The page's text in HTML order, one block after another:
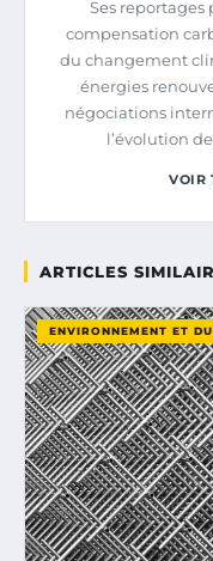
Ses reportages
compensation
du changement
énergies
négociations
l’évolution
VOIR
ARTICLES
ENVIRONNEMENT ET